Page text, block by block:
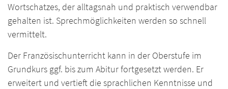
Wortschatzes, der alltagsnah und praktisch verwendbar
gehalten ist. Sprechmöglichkeiten werden so schnell
vermittelt.
Der Französischunterricht kann in der Oberstufe im
Grundkurs ggf. bis zum Abitur fortgesetzt werden. Er
erweitert und vertieft die sprachlichen Kenntnisse und